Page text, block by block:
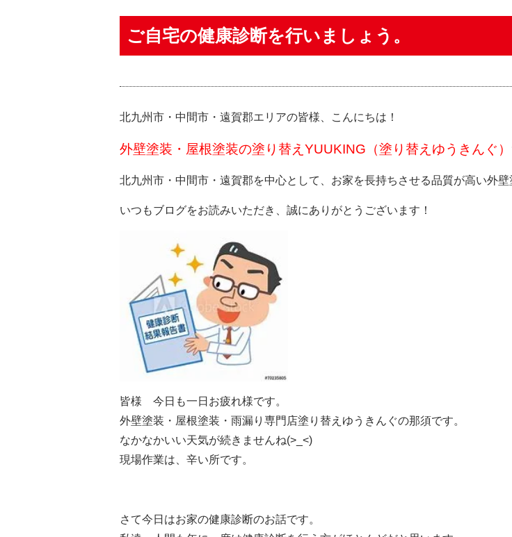
ご自宅の健康診断を行いましょう。
北九州市・中間市・遠賀郡エリアの皆様、こんにちは！
外壁塗装・屋根塗装の塗り替えYUUKING（塗り替えゆうきんぐ）
北九州市・中間市・遠賀郡を中心として、お家を長持ちさせる品質が高い外
いつもブログをお読みいただき、誠にありがとうございます！
皆様 今日も一日お疲れ様です。
外壁塗装・屋根塗装・雨漏り専門店塗り替えゆうきんぐの那須です。
なかなかいい天気が続きませんね(>_<)
現場作業は、辛い所です。
さて今日はお家の健康診断のお話です。